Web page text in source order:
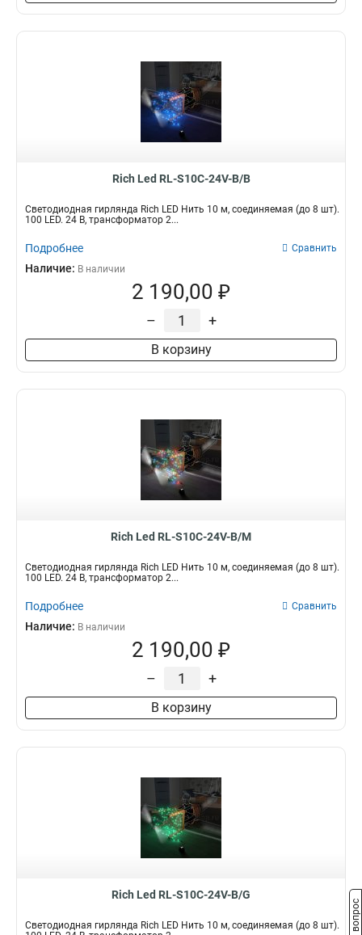
Rich Led RL-S10C-24V-B/B
Светодиодная гирлянда Rich LED Нить 10 м, соединяемая (до 8 шт).
100 LED. 24 B, трансформатор 2...
Подробнее Сравнить
Наличие: В наличии
2 190,00 ₽
– +
В корзину
Rich Led RL-S10C-24V-B/M
Светодиодная гирлянда Rich LED Нить 10 м, соединяемая (до 8 шт).
100 LED. 24 B, трансформатор 2...
Подробнее Сравнить
Наличие: В наличии
2 190,00 ₽
– +
В корзину
Rich Led RL-S10C-24V-B/G
Светодиодная гирлянда Rich LED Нить 10 м, соединяемая (до 8 шт).